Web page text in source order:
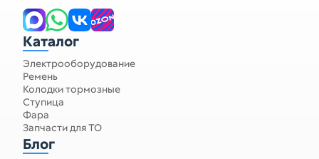
Запчасти для спецтехники
Каталог
Электрооборудование
Ремень
Колодки тормозные
Ступица
Фара
Запчасти для ТО
Блог